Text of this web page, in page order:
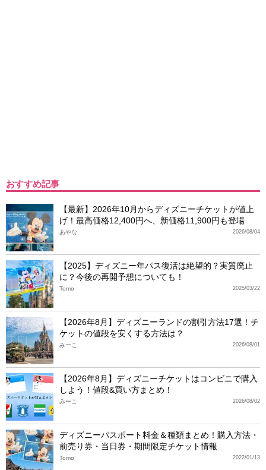
おすすめ記事
【最新】2026年10月からディズニーチケットが値上
げ！最高価格12,400円へ、新価格11,900円も登場
2026/08/04
あやな
【2025】ディズニー年パス復活は絶望的？実質廃止
に？今後の再開予想についても！
2025/03/22
Tomo
【2026年8月】ディズニーランドの割引方法17選！チ
ケットの値段を安くする方法は？
2026/08/01
みーこ
【2026年8月】ディズニーチケットはコンビニで購入
しよう！値段&買い方まとめ！
2026/08/02
みーこ
ディズニーパスポート料金＆種類まとめ！購入方法・
前売り券・当日券・期間限定チケット情報
2022/01/13
Tomo